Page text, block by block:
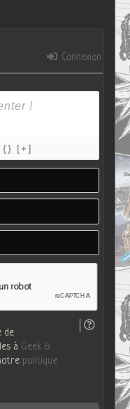
Connexion
{} [+]
P
e
d
o
E
m
i
S
t
de
à Geek &
politique